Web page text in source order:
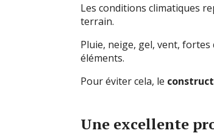
Les conditions climatiques
terrain.
Pluie, neige, gel, vent,
éléments.
Pour éviter cela, le
Une excellente